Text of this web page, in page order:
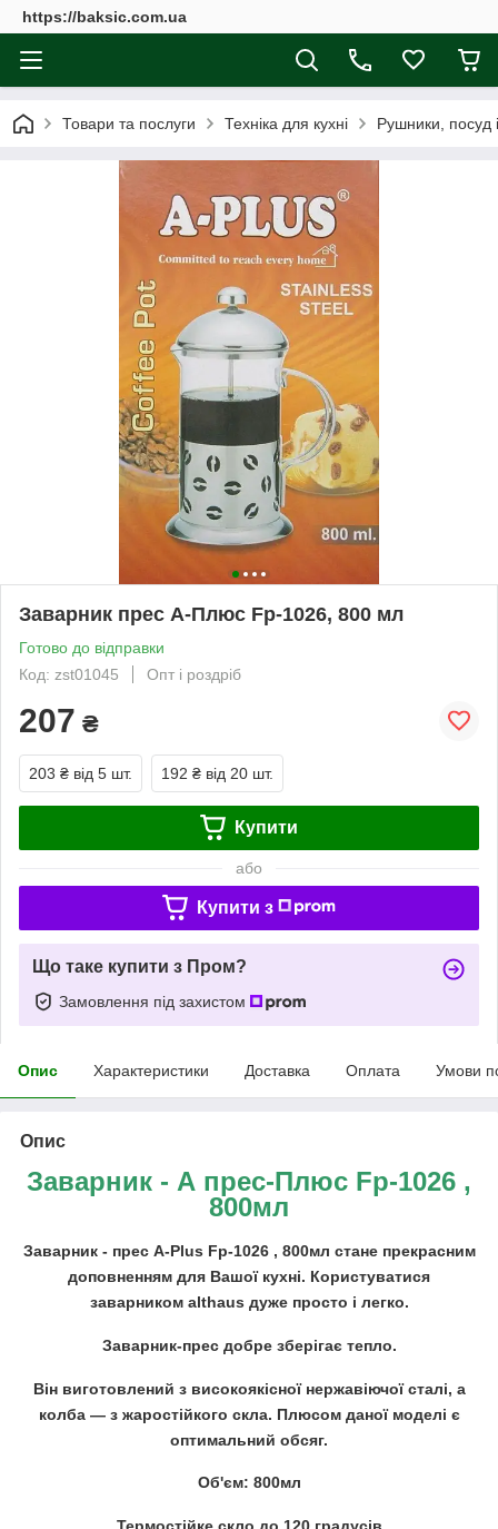
https://baksic.com.ua
Товари та послуги Техніка для кухні Рушники, посуд
Заварник прес А-Плюс Fp-1026, 800 мл
Готово до відправки
Код: zst01045
Опт і роздріб
207 ₴
203 ₴ від 5 шт. 192 ₴ від 20 шт.
Купити
або
Купити з
Що таке купити з Пром?
Замовлення під захистом
Опис Характеристики Доставка Оплата Умови
Опис
Заварник - А прес-Плюс Fp-1026 ,
800мл
Заварник - прес A-Plus Fp-1026 , 800мл стане прекрасним
доповненням для Вашої кухні. Користуватися
заварником althaus дуже просто і легко.
Заварник-прес добре зберігає тепло.
Він виготовлений з високоякісної нержавіючої сталі, а
колба ― з жаростійкого скла. Плюсом даної моделі є
оптимальний обсяг.
Об'єм: 800мл